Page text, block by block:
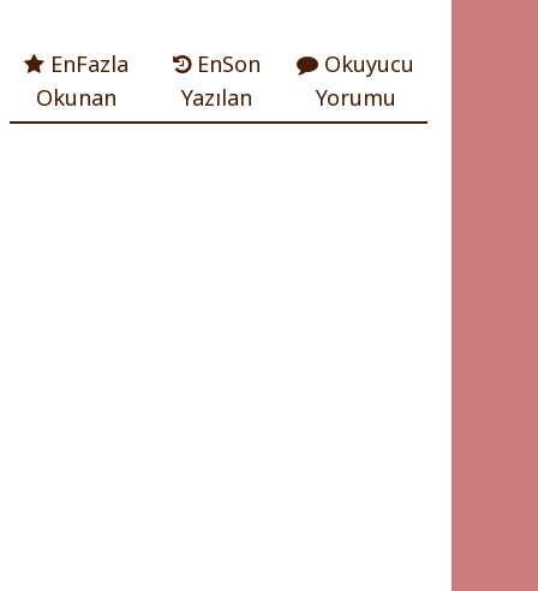
EnFazla
Okunan
EnSon
Yazılan
Okuyucu
Yorumu